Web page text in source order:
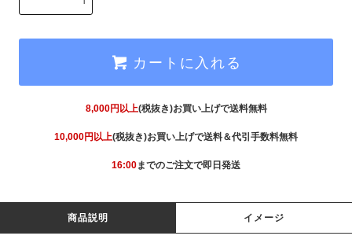
カートに入れる
8,000円以上(税抜き)お買い上げで送料無料
10,000円以上(税抜き)お買い上げで送料＆代引手数料無料
16:00までのご注文で即日発送
商品説明 イメージ